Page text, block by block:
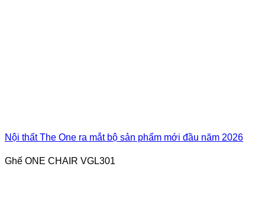
Nội thất The One ra mắt bộ sản phẩm mới đầu năm 2026
Ghế ONE CHAIR VGL301